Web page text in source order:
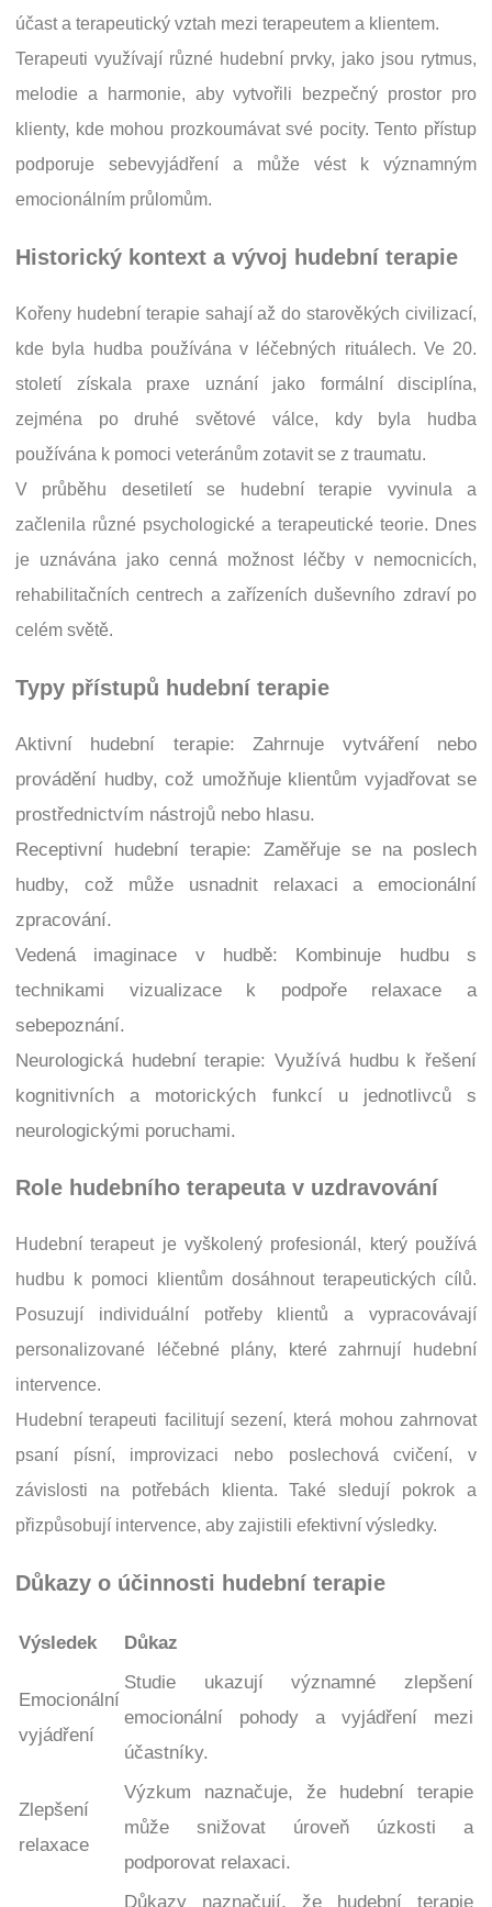
účast a terapeutický vztah mezi terapeutem a klientem.
Terapeuti využívají různé hudební prvky, jako jsou rytmus,
melodie a harmonie, aby vytvořili bezpečný prostor pro
klienty, kde mohou prozkoumávat své pocity. Tento přístup
podporuje sebevyjádření a může vést k významným
emocionálním průlomům.
Historický kontext a vývoj hudební terapie
Kořeny hudební terapie sahají až do starověkých civilizací,
kde byla hudba používána v léčebných rituálech. Ve 20.
století získala praxe uznání jako formální disciplína,
zejména po druhé světové válce, kdy byla hudba
používána k pomoci veteránům zotavit se z traumatu.
V průběhu desetiletí se hudební terapie vyvinula a
začlenila různé psychologické a terapeutické teorie. Dnes
je uznávána jako cenná možnost léčby v nemocnicích,
rehabilitačních centrech a zařízeních duševního zdraví po
celém světě.
Typy přístupů hudební terapie
Aktivní hudební terapie: Zahrnuje vytváření nebo
provádění hudby, což umožňuje klientům vyjadřovat se
prostřednictvím nástrojů nebo hlasu.
Receptivní hudební terapie: Zaměřuje se na poslech
hudby, což může usnadnit relaxaci a emocionální
zpracování.
Vedená imaginace v hudbě: Kombinuje hudbu s
technikami vizualizace k podpoře relaxace a
sebepoznání.
Neurologická hudební terapie: Využívá hudbu k řešení
kognitivních a motorických funkcí u jednotlivců s
neurologickými poruchami.
Role hudebního terapeuta v uzdravování
Hudební terapeut je vyškolený profesionál, který používá
hudbu k pomoci klientům dosáhnout terapeutických cílů.
Posuzují individuální potřeby klientů a vypracovávají
personalizované léčebné plány, které zahrnují hudební
intervence.
Hudební terapeuti facilitují sezení, která mohou zahrnovat
psaní písní, improvizaci nebo poslechová cvičení, v
závislosti na potřebách klienta. Také sledují pokrok a
přizpůsobují intervence, aby zajistili efektivní výsledky.
Důkazy o účinnosti hudební terapie
Výsledek Důkaz
Emocionální
vyjádření
Studie ukazují významné zlepšení
emocionální pohody a vyjádření mezi
účastníky.
Zlepšení
relaxace
Výzkum naznačuje, že hudební terapie
může snižovat úroveň úzkosti a
podporovat relaxaci.
Důkazy naznačují, že hudební terapie